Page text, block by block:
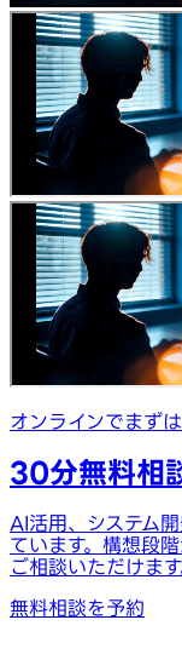
オンラインでまず
30分無料相
AI活用、システム
ています。構想段
ご相談いただけます
無料相談を予約